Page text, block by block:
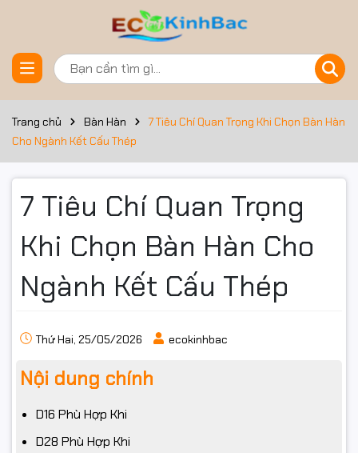
Trang chủ Bàn Hàn
7 Tiêu Chí Quan Trọng Khi Chọn Bàn Hàn
Cho Ngành Kết Cấu Thép
7 Tiêu Chí Quan Trọng
Khi Chọn Bàn Hàn Cho
Ngành Kết Cấu Thép
Thứ Hai, 25/05/2026 ecokinhbac
Nội dung chính
D16 Phù Hợp Khi
D28 Phù Hợp Khi